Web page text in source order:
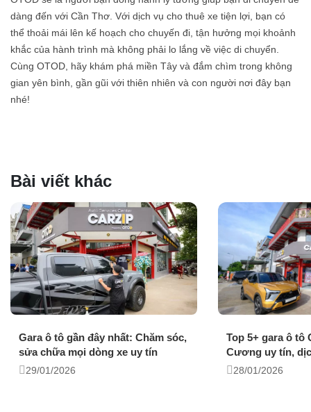
dàng đến với Cần Thơ. Với dịch vụ cho thuê xe tiện lợi, bạn có
thể thoải mái lên kế hoạch cho chuyến đi, tận hưởng mọi khoảnh
khắc của hành trình mà không phải lo lắng về việc di chuyển.
Cùng OTOD, hãy khám phá miền Tây và đắm chìm trong không
gian yên bình, gần gũi với thiên nhiên và con người nơi đây bạn
nhé!
Bài viết khác
Gara ô tô gần đây nhất: Chăm sóc,
sửa chữa mọi dòng xe uy tín
29/01/2026
Top 5+ gara ô tô
Cương uy tín,
28/01/2026